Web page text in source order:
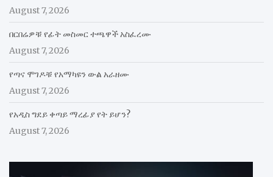
August 7, 2026
በርበሬዎቹ የፊት መስመር ተጫዋች አስፈረሙ
August 7, 2026
የጣና ሞገዶቹ የአማካዩን ውል አራዘሙ
August 7, 2026
የአዲስ ግደይ ቀጣይ ማረፊያ የት ይሆን?
August 7, 2026